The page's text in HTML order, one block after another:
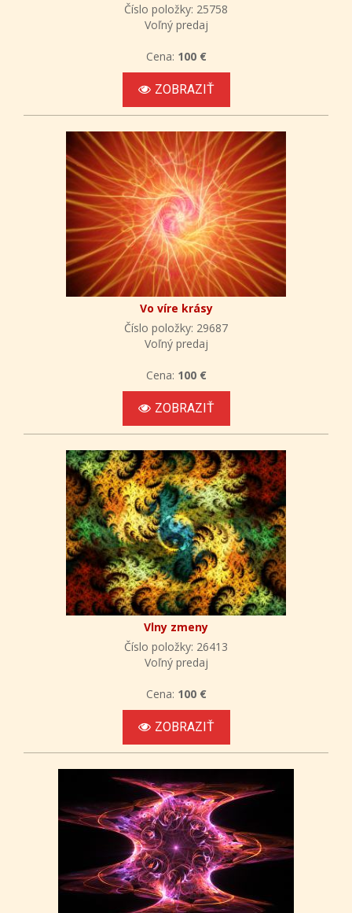
Číslo položky: 25758
Voľný predaj
Cena: 100 €
ZOBRAZIŤ
Vo víre krásy
Číslo položky: 29687
Voľný predaj
Cena: 100 €
ZOBRAZIŤ
Vlny zmeny
Číslo položky: 26413
Voľný predaj
Cena: 100 €
ZOBRAZIŤ